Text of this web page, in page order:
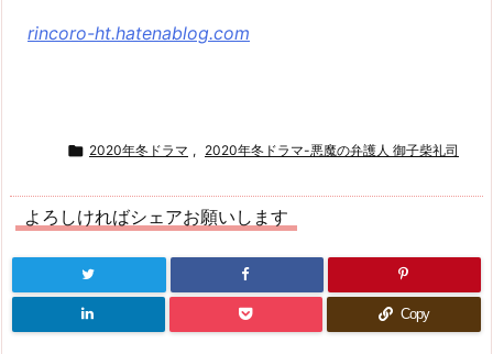
rincoro-ht.hatenablog.com
 2020年冬ドラマ , 2020年冬ドラマ-悪魔の弁護人 御子柴礼司
よろしければシェアお願いします
Copy